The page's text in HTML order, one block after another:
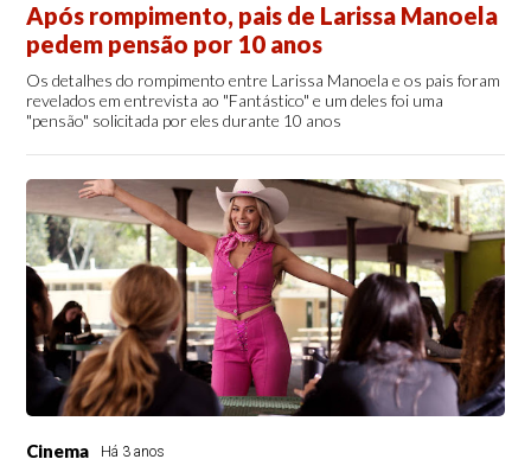
Após rompimento, pais de Larissa Manoela
pedem pensão por 10 anos
Os detalhes do rompimento entre Larissa Manoela e os pais foram
revelados em entrevista ao "Fantástico" e um deles foi uma
"pensão" solicitada por eles durante 10 anos
Cinema Há 3 anos